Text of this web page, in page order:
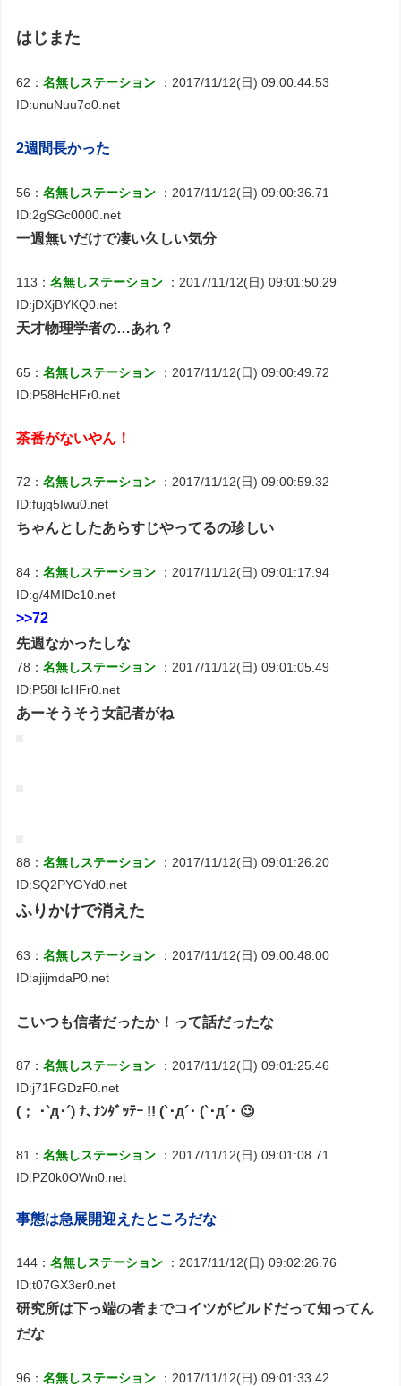
はじまた
62：名無しステーション
：2017/11/12(日) 09:00:44.53
ID:unuNuu7o0.net
2週間長かった
56：名無しステーション
：2017/11/12(日) 09:00:36.71
ID:2gSGc0000.net
一週無いだけで凄い久しい気分
113：名無しステーション
：2017/11/12(日) 09:01:50.29
ID:jDXjBYKQ0.net
天才物理学者の…あれ？
65：名無しステーション
：2017/11/12(日) 09:00:49.72
ID:P58HcHFr0.net
茶番がないやん！
72：名無しステーション
：2017/11/12(日) 09:00:59.32
ID:fujq5Iwu0.net
ちゃんとしたあらすじやってるの珍しい
84：名無しステーション
：2017/11/12(日) 09:01:17.94
ID:g/4MIDc10.net
>>72
先週なかったしな
78：名無しステーション
：2017/11/12(日) 09:01:05.49
ID:P58HcHFr0.net
あーそうそう女記者がね
88：名無しステーション
：2017/11/12(日) 09:01:26.20
ID:SQ2PYGYd0.net
ふりかけで消えた
63：名無しステーション
：2017/11/12(日) 09:00:48.00
ID:ajijmdaP0.net
こいつも信者だったか！って話だったな
87：名無しステーション
：2017/11/12(日) 09:01:25.46
ID:j71FGDzF0.net
(； ･`д･´) ﾅ､ﾅﾝﾀﾞｯﾃｰ !! (`･д´･ (`･д´･ 😉
81：名無しステーション
：2017/11/12(日) 09:01:08.71
ID:PZ0k0OWn0.net
事態は急展開迎えたところだな
144：名無しステーション
：2017/11/12(日) 09:02:26.76
ID:t07GX3er0.net
研究所は下っ端の者までコイツがビルドだって知ってん
だな
96：名無しステーション
：2017/11/12(日) 09:01:33.42